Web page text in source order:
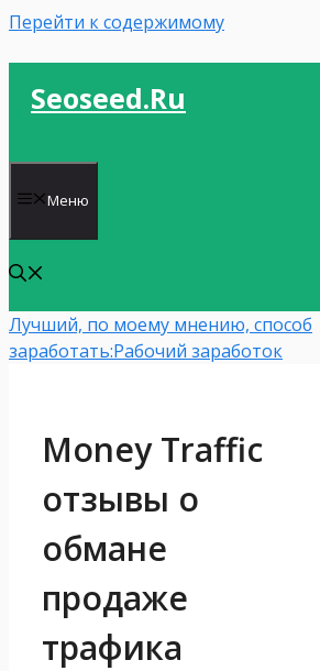
Перейти к содержимому
Seoseed.ru
Меню
Лучший, по моему мнению, способ
заработать:Рабочий заработок
Money Traffic
отзывы о
обмане
продаже
трафика